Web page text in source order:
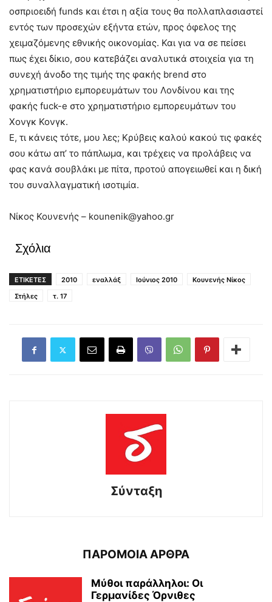
οσπριοειδή funds και έτσι η αξία τους θα πολλαπλασιαστεί
εντός των προσεχών εξήντα ετών, προς όφελος της
χειμαζόμενης εθνικής οικονομίας. Και για να σε πείσει
πως έχει δίκιο, σου κατεβάζει αναλυτικά στοιχεία για τη
συνεχή άνοδο της τιμής της φακής brend στο
χρηματιστήριο εμπορευμάτων του Λονδίνου και της
φακής fuck-e στο χρηματιστήριο εμπορευμάτων του
Χονγκ Κονγκ.
Ε, τι κάνεις τότε, μου λες; Κρύβεις καλού κακού τις φακές
σου κάτω απ’ το πάπλωμα, και τρέχεις να προλάβεις να
φας κανά σουβλάκι με πίτα, προτού απογειωθεί και η δική
του συναλλαγματική ισοτιμία.
Νίκος Κουνενής – kounenik@yahoo.gr
Σχόλια
ΕΤΙΚΕΤΕΣ 2010 εναλλάξ Ιούνιος 2010
Κουνενής Νίκος
Στήλες
τ. 17
Σύνταξη
ΠΑΡΟΜΟΙΑ ΑΡΘΡΑ
Μύθοι παράλληλοι: Οι
Γερμανίδες Όρνιθες